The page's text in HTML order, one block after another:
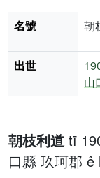
朝枝利道 tī
口縣 玖珂郡 ê
名號 朝
出世
山